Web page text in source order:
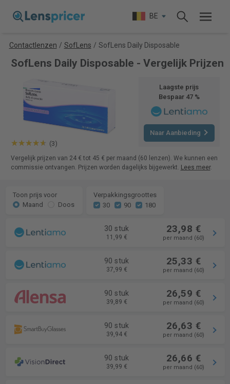
BE
Contactlenzen / SofLens / SofLens Daily Disposable
SofLens Daily Disposable - Vergelijk Prijzen
(3)
Laagste prijs
Bespaar 47 %
Naar Aanbieding
Vergelijk prijzen van 24 € tot 45 € per maand (60 lenzen). We kunnen een
commissie ontvangen. Prijzen worden dagelijks bijgewerkt. Lees meer.
Toon prijs voor
Maand
Doos
Verpakkingsgroottes
30
90 180
30 stuk
11,99 €
23,98 €
per maand (60)
90 stuk
37,99 €
25,33 €
per maand (60)
90 stuk
39,89 €
26,59 €
per maand (60)
90 stuk
39,94 €
26,63 €
per maand (60)
90 stuk
39,99 €
26,66 €
per maand (60)